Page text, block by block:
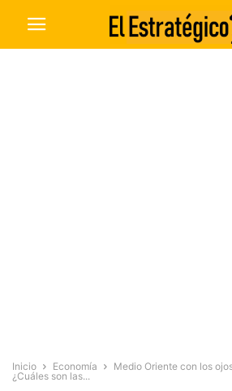
Inicio Economía
Medio Oriente con los
¿Cuáles son las...